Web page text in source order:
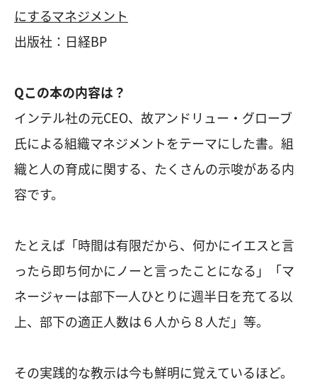
にするマネジメント
出版社：日経BP
Qこの本の内容は？
インテル社の元CEO、故アンドリュー・グローブ
氏による組織マネジメントをテーマにした書。組
織と人の育成に関する、たくさんの示唆がある内
容です。
たとえば「時間は有限だから、何かにイエスと言
ったら即ち何かにノーと言ったことになる」「マ
ネージャーは部下一人ひとりに週半日を充てる以
上、部下の適正人数は６人から８人だ」等。
その実践的な教示は今も鮮明に覚えているほど。